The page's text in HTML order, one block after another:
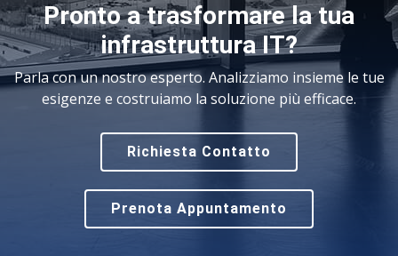
Pronto a trasformare la tua
infrastruttura IT?
Parla con un nostro esperto. Analizziamo insieme le tue
esigenze e costruiamo la soluzione più efficace.
Richiesta Contatto
Prenota Appuntamento